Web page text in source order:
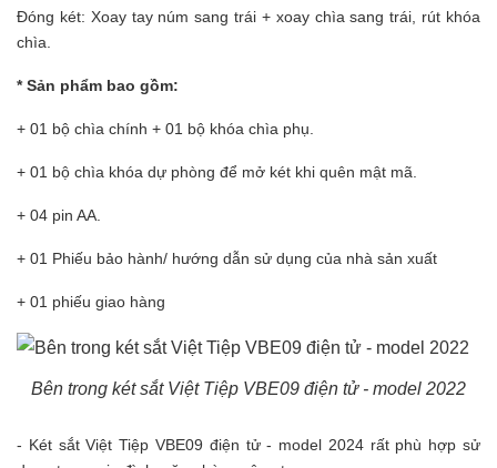
Đóng két: Xoay tay núm sang trái + xoay chìa sang trái, rút khóa
chìa.
* Sản phẩm bao gồm:
+ 01 bộ chìa chính + 01 bộ khóa chìa phụ.
+ 01 bộ chìa khóa dự phòng để mở két khi quên mật mã.
+ 04 pin AA.
+ 01 Phiếu bảo hành/ hướng dẫn sử dụng của nhà sản xuất
+ 01 phiếu giao hàng
Bên trong két sắt Việt Tiệp VBE09 điện tử - model 2022
- Két sắt Việt Tiệp VBE09 điện tử - model 2024 rất phù hợp sử